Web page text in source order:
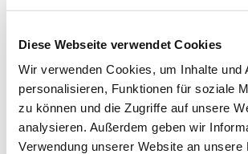
Diese Webseite verwendet Cookies
Wir verwenden Cookies, um Inhalte und
personalisieren, Funktionen für soziale
zu können und die Zugriffe auf unsere
analysieren. Außerdem geben wir
Verwendung unserer Website an unsere